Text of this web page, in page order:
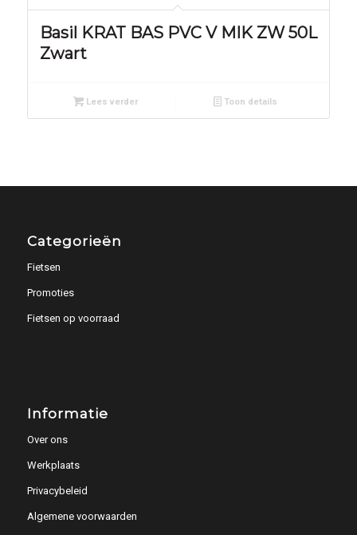
Basil KRAT BAS PVC V MIK ZW 50L
Zwart
Lees verder Toon details
Categorieën
Fietsen
Promoties
Fietsen op voorraad
Informatie
Over ons
Werkplaats
Privacybeleid
Algemene voorwaarden